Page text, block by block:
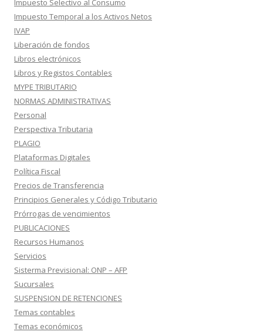
Impuesto Selectivo al Consumo
Impuesto Temporal a los Activos Netos
IVAP
Liberación de fondos
Libros electrónicos
Libros y Registos Contables
MYPE TRIBUTARIO
NORMAS ADMINISTRATIVAS
Personal
Perspectiva Tributaria
PLAGIO
Plataformas Digitales
Política Fiscal
Precios de Transferencia
Principios Generales y Código Tributario
Prórrogas de vencimientos
PUBLICACIONES
Recursos Humanos
Servicios
Sisterma Previsional: ONP – AFP
Sucursales
SUSPENSION DE RETENCIONES
Temas contables
Temas económicos